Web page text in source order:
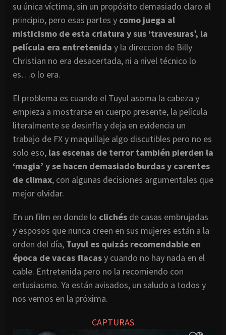
su única víctima, sin un propósito demasiado claro al
principio, pero esas partes y como juega al
misticismo de esta criatura y sus ‘travesuras’, la
película era entretenida y la direccion de Billy
Christian no era desacertada, ni a nivel técnico lo
es…o lo era.
El problema es cuando el Tuyul asoma la cabeza y
empieza a mostrarse en cuerpo presente, la película
literalmente se desinfla y deja en evidencia un
trabajo de FX y maquillaje algo discutibles pero no es
solo eso, las escenas de terror también pierden la
‘magia’ y se hacen demasiado burdas y carentes
de climax, con algunas decisiones argumentales que
mejor olvidar.
En un film en donde lo clichés de casas embrujadas
y esposos que nunca creen en sus mujeres están a la
orden del día, Tuyul es quizás recomendable en
época de vacas flacasy cuando no hay nada en el
cable. Entretenida pero no la recomiendo con
entusiasmo. Ya están avisados, un saludo a todos y
nos vemos en la próxima.
CAPTURAS